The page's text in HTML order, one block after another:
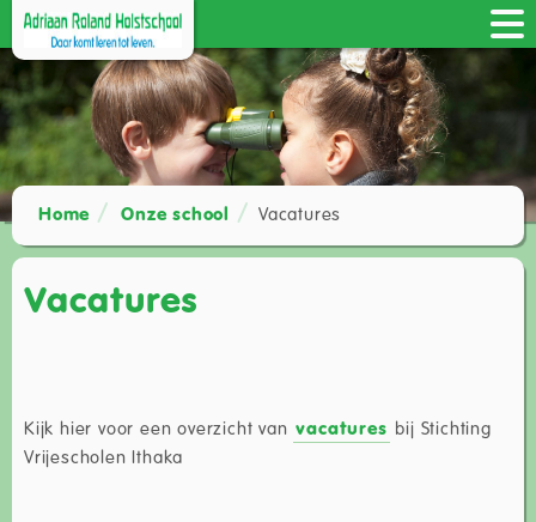
Home Onze school Vacatures
Vacatures
Kijk hier voor een overzicht van vacatures bij Stichting
Vrijescholen Ithaka